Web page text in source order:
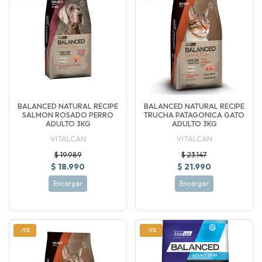
BALANCED NATURAL RECIPE
SALMON ROSADO PERRO
ADULTO 3KG
VITALCAN
$ 19.989
$ 18.990
Encargar
BALANCED NATURAL RECIPE
TRUCHA PATAGONICA GATO
ADULTO 3KG
VITALCAN
$ 23.147
$ 21.990
Encargar
-5% -5%